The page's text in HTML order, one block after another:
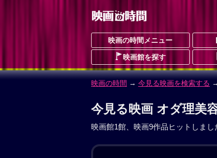
映画の時間メニュー
映画館を探す
映画の時間 → 今見る映画を検索する
今見る映画 オダ理美
映画館1館、映画9作品ヒットしまし